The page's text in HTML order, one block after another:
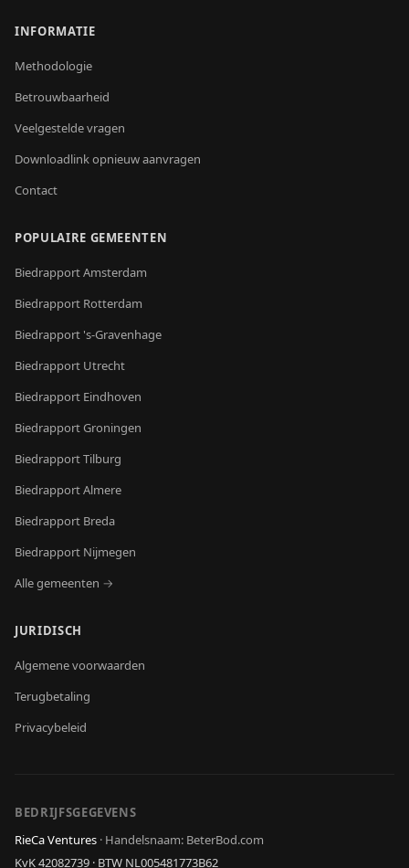
INFORMATIE
Methodologie
Betrouwbaarheid
Veelgestelde vragen
Downloadlink opnieuw aanvragen
Contact
POPULAIRE GEMEENTEN
BiedrapportAmsterdam
Biedrapport Rotterdam
Biedrapport 's-Gravenhage
Biedrapport Utrecht
Biedrapport Eindhoven
BiedrapportGroningen
BiedrapportTilburg
BiedrapportAlmere
Biedrapport Breda
Biedrapport Nijmegen
Alle gemeenten →
JURIDISCH
Algemene voorwaarden
Terugbetaling
Privacybeleid
BEDRIJFSGEGEVENS
RieCa Ventures · Handelsnaam: BeterBod.com
KvK42082739 · BTW NL005481773B62